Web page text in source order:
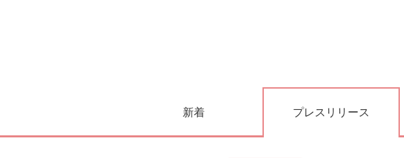
イードの
グループ会社 イー
ア
によって、マーケッ
EC事業者向けにショッ
新着 プレスリリース